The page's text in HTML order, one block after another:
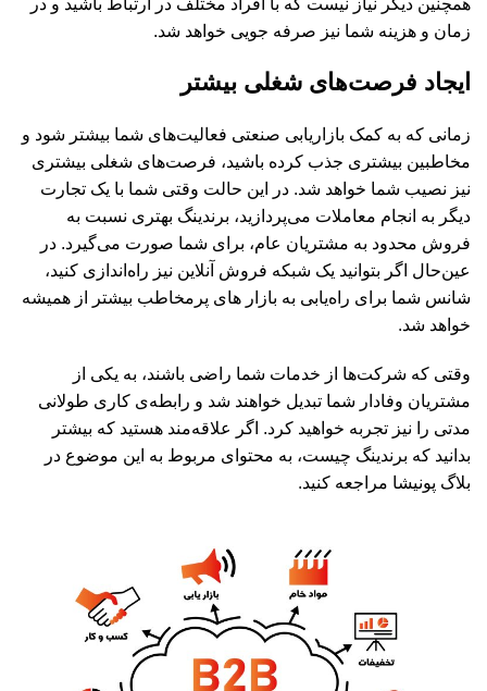
همچنین دیگر نیاز نیست که با افراد مختلف در ارتباط باشید و در
زمان و هزینه شما نیز صرفه جویی خواهد شد.
ایجاد فرصت‌های شغلی بیشتر
زمانی که به کمک بازاریابی صنعتی فعالیت‌های شما بیشتر شود و
مخاطبین بیشتری جذب کرده باشید، فرصت‌های شغلی بیشتری
نیز نصیب شما خواهد شد. در این حالت وقتی شما با یک تجارت
دیگر به انجام معاملات می‌پردازید، برندینگ بهتری نسبت به
فروش محدود به مشتریان عام، برای شما صورت می‌گیرد. در
عین‌حال اگر بتوانید یک شبکه فروش آنلاین نیز راه‌اندازی کنید،
شانس شما برای راه‌یابی به بازار های پرمخاطب بیشتر از همیشه
خواهد شد.
وقتی که شرکت‌ها از خدمات شما راضی باشند، به یکی از
مشتریان وفادار شما تبدیل خواهند شد و رابطه‌ی کاری طولانی
مدتی را نیز تجربه خواهید کرد. اگر علاقه‌مند هستید که بیشتر
بدانید که برندینگ چیست، به محتوای مربوط به این موضوع در
بلاگ پونیشا مراجعه کنید.